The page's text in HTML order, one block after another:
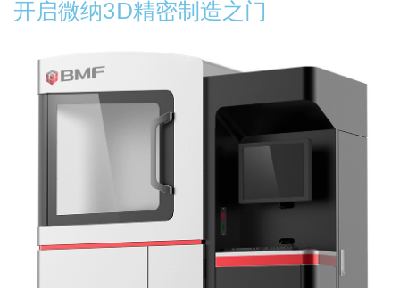
开启微纳3D精密制造之门